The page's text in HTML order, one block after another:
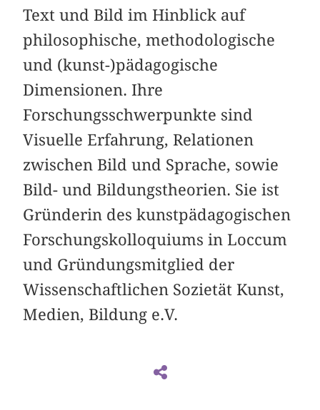
Text und Bild im Hinblick auf
philosophische, methodologische
und (kunst-)pädagogische
Dimensionen. Ihre
Forschungsschwerpunkte sind
Visuelle Erfahrung, Relationen
zwischen Bild und Sprache, sowie
Bild- und Bildungstheorien. Sie ist
Gründerin des kunstpädagogischen
Forschungskolloquiums in Loccum
und Gründungsmitglied der
Wissenschaftlichen Sozietät Kunst,
Medien, Bildung e.V.